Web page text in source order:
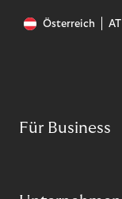
Österreich AT
Für Business